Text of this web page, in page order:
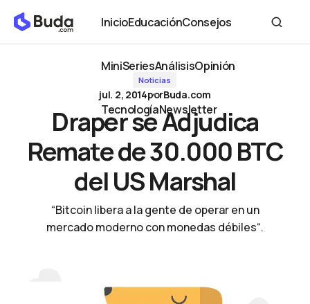
Inicio
Inicio
Educación
Educación
Consejos
Consejos
MiniSeries
MiniSeries
Análisis
Análisis
Opinión
Tecnología
Tecnología
Newsletter
Newsletter
Draper se Adjudica Remate de 30.000 BTC del US Marshal
Noticias
jul. 2, 2014porBuda.com
Draper se Adjudica
Remate de 30.000 BTC
del US Marshal
“Bitcoin libera a la gente de operar en un
mercado moderno con monedas débiles“.